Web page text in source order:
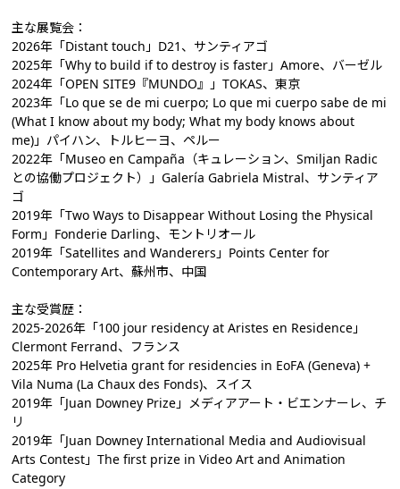
主な展覧会：
2026年「Distant touch」D21、サンティアゴ
2025年「Why to build if to destroy is faster」Amore、バーゼル
2024年「OPEN SITE9『MUNDO』」TOKAS、東京
2023年「Lo que se de mi cuerpo; Lo que mi cuerpo sabe de mi
(What I know about my body; What my body knows about
me)」パイハン、トルヒーヨ、ペルー
2022年「Museo en Campaña（キュレーション、Smiljan Radic
との協働プロジェクト）」Galería Gabriela Mistral、サンティア
ゴ
2019年「Two Ways to Disappear Without Losing the Physical
Form」Fonderie Darling、モントリオール
2019年「Satellites and Wanderers」Points Center for
Contemporary Art、蘇州市、中国
主な受賞歴：
2025-2026年「100 jour residency at Aristes en Residence」
Clermont Ferrand、フランス
2025年 Pro Helvetia grant for residencies in EoFA (Geneva) +
Vila Numa (La Chaux des Fonds)、スイス
2019年「Juan Downey Prize」メディアアート・ビエンナーレ、チ
リ
2019年「Juan Downey International Media and Audiovisual
Arts Contest」The first prize in Video Art and Animation
Category